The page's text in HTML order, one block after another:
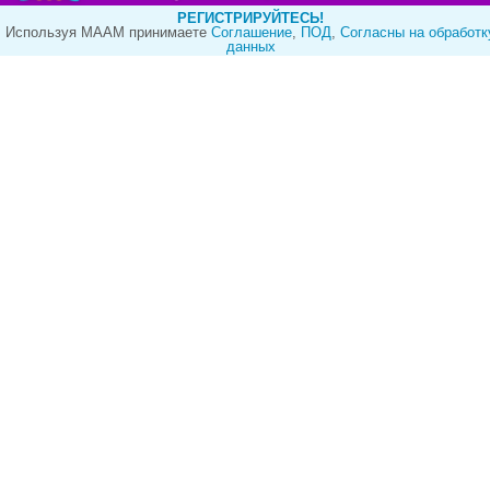
РЕГИСТРИРУЙТЕСЬ!
Используя МААМ принимаете Cоглашение, ПОД, Согласны на
данных